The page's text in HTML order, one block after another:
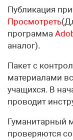
Публикация
Просмотреть
программа
аналог).
Пакет с
материалами
учащихся. В
проводит
Гуманитарный
проверяются